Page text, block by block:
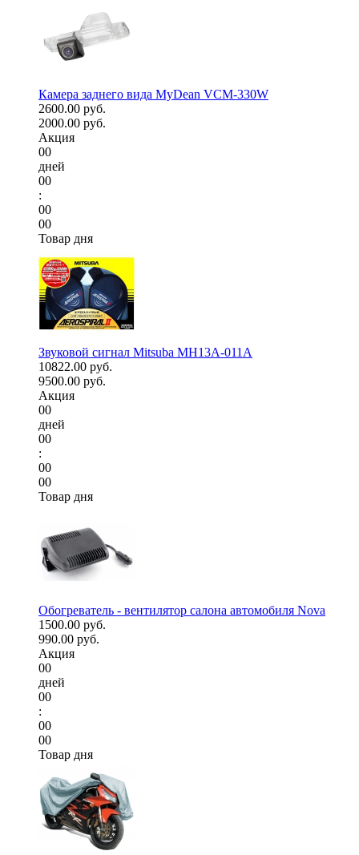
Камера заднего вида MyDean VCM-330W
2600.00 руб.
2000.00 руб.
Акция
00
дней
00
:
00
00
Товар дня
Звуковой сигнал Mitsuba MH13A-011A
10822.00 руб.
9500.00 руб.
Акция
00
дней
00
:
00
00
Товар дня
Обогреватель - вентилятор салона автомобиля Nova
1500.00 руб.
990.00 руб.
Акция
00
дней
00
:
00
00
Товар дня